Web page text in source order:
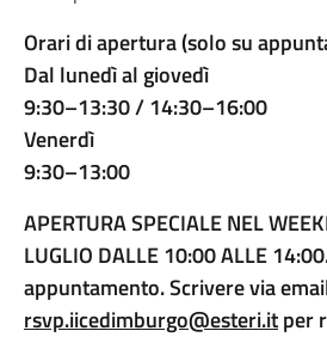
Orari di apertura (solo su
Dal lunedì al giovedì
9:30–13:30 / 14:30–16:00
Venerdì
9:30–13:00
APERTURA SPECIALE NEL
LUGLIO DALLE 10:00 ALLE
appuntamento. Scrivere via
rsvp.iicedimburgo@esteri.itper